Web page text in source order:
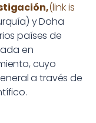
(link is
y Doha
países de
en
cuyo
a través de